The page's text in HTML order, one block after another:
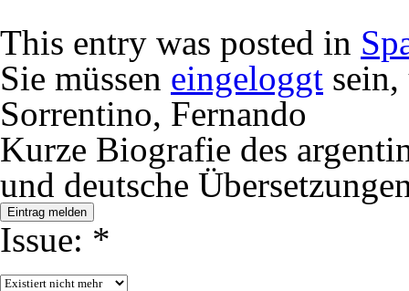
This entry was posted in
Sie müssen eingeloggt
Sorrentino, Fernando
Kurze Biografie des
und deutsche
Eintrag melden
Issue: *